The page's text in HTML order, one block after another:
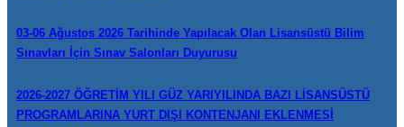
03-06 Ağustos 2026 Tarihinde Yapılacak Olan Lisansüstü Bilim
Sınavları İçin Sınav Salonları Duyurusu
2026-2027 ÖĞRETİM YILI GÜZ YARIYILINDA BAZI LİSANSÜSTÜ
PROGRAMLARINA YURT DIŞI KONTENJANI EKLENMESİ